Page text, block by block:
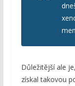
Důležitější ale
získal takovou